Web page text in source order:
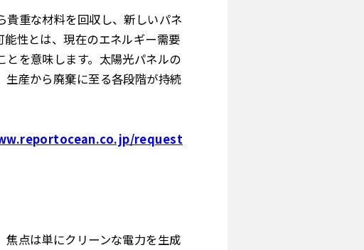
重な材料を回収し、新しいパネ
性とは、現在のエネルギー需要
を意味します。太陽光パネルの
産から廃棄に至る各段階が持続
request
点は単にクリーンな電力を生成